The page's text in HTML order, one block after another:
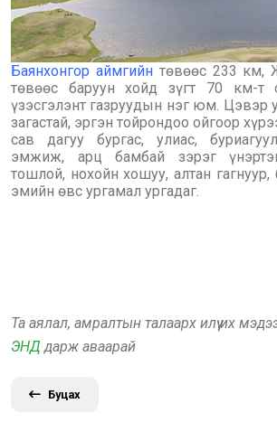
Баянхонгор аймгийнтөвөөс 233 км,
төвөөс баруун хойд зүгт 70 км-т
үзэсгэлэнт газруудын нэг юм. Цэвэр
загастай, эргэн тойрондоо ойгоор
сав дагуу бургас, улиас,
эмжиж, арц бамбай зэрэг
тошлой, нохойн хошуу, алтан гагнуур,
эмийн өвс ургамал ургадаг.
Та аялал, амралтын талаарх илүү их
ЭНД дарж аваарай
Буцах